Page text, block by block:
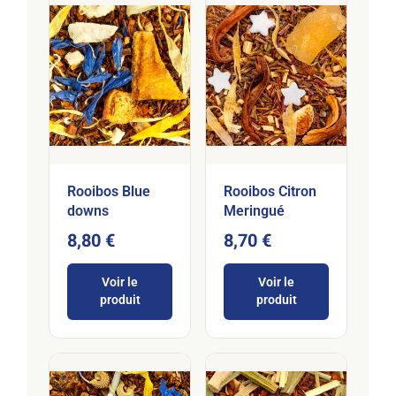
Rooibos Blue
downs
8,80 €
Voir le
produit
Rooibos Citron
Meringué
8,70 €
Voir le
produit